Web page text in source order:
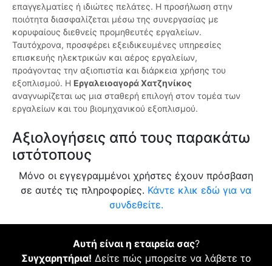
επαγγελματίες ή ιδιώτες πελάτες. Η προσήλωση στην
ποιότητα διασφαλίζεται μέσω της συνεργασίας με
κορυφαίους διεθνείς προμηθευτές εργαλείων.
Ταυτόχρονα, προσφέρει εξειδικευμένες υπηρεσίες
επισκευής ηλεκτρικών και αέρος εργαλείων,
προάγοντας την αξιοπιστία και διάρκεια χρήσης του
εξοπλισμού. Η Εργαλειοαγορά Χατζηνίκος
αναγνωρίζεται ως μια σταθερή επιλογή στον τομέα των
εργαλείων και του βιομηχανικού εξοπλισμού.
Αξιολογήσεις από τους παρακάτω
ιστότοπους
Μόνο οι εγγεγραμμένοι χρήστες έχουν πρόσβαση
σε αυτές τις πληροφορίες. Κάντε κλικ εδώ για να
συνδεθείτε.
Αυτή είναι η εταιρεία σας?
Συγχαρητήρια! Δείτε πώς μπορείτε να λάβετε το